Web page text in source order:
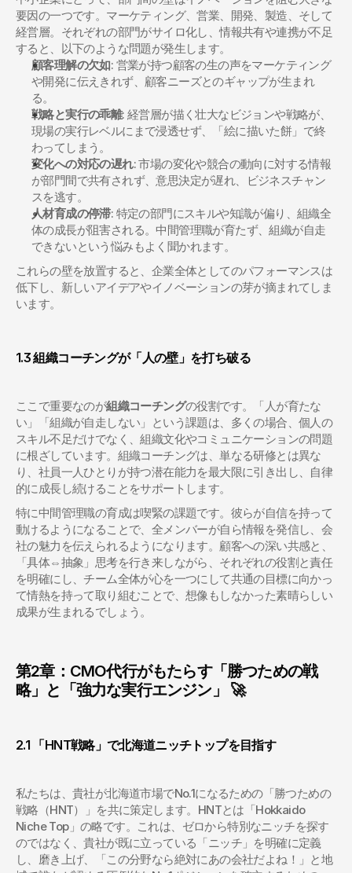
要因の一つです。マーケティング、営業、開発、製造、そして
経営層。それぞれの部門がサイロ化し、情報共有や連携が不足
すると、以下のような問題が発生します。
顧客理解の欠如: 営業が持つ顧客の生の声をマーケティング
や開発に伝えきれず、顧客ニーズとのギャップが生まれ
る。
戦略と実行の乖離: 経営層が描く壮大なビジョンや戦略が、
現場の実行レベルにまで浸透せず、「絵に描いた餅」で終
わってしまう。
変化への対応の遅れ: 市場の変化や競合の動向に対する情報
が部門間で共有されず、意思決定が遅れ、ビジネスチャン
スを逃す。
人材育成の停滞: 特定の部門にスキルや知識が偏り、組織全
体の成長が阻害される。中間管理職が育たず、組織が自走
できないという悩みもよく聞かれます。
これらの壁を放置すると、企業全体としてのパフォーマンスは
低下し、新しいアイデアやイノベーションの芽が摘まれてしま
います。
1.3 組織コーチングが「人の壁」を打ち破る
ここで重要なのが組織コーチングの役割です。「人が育たな
い」「組織が自走しない」という課題は、多くの場合、個人の
スキル不足だけでなく、組織文化やコミュニケーションの問題
に根ざしています。組織コーチングは、単なる研修とは異な
り、社員一人ひとりが持つ潜在能力を最大限に引き出し、自律
的に成長し続けることをサポートします。
特に中間管理職の育成は喫緊の課題です。彼らが自信を持って
動けるようになることで、全メンバーが自ら情報を発信し、会
社の魅力を伝えられるようになります。顧客への深い共感と、
「具体⇔抽象」思考を行き来しながら、それぞれの役割と責任
を明確にし、チーム全体が心を一つにして共通の目標に向かっ
て情熱を持って取り組むことで、想像もしなかった素晴らしい
成果が生まれるでしょう。
第2章：CMO代行がもたらす「勝つための戦
略」と「強力な実行エンジン」 🚀
2.1 「HNT戦略」で北海道ニッチトップを目指す
私たちは、貴社が北海道市場でNo.1になるための「勝つための
戦略（HNT）」を共に策定します。HNTとは「Hokkaido
Niche Top」の略です。これは、ゼロから特別なニッチを探す
のではなく、貴社が既に立っている「ニッチ」を明確に定義
し、磨き上げ、「この分野なら絶対にあの会社だよね！」と地